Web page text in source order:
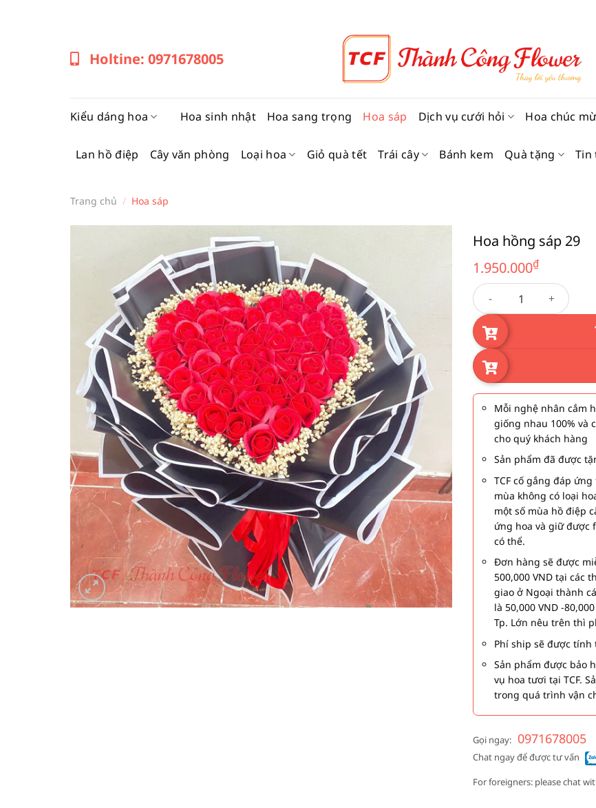
Holtine: 0971678005
Kiểu dáng hoa Hoa sinh nhật Hoa sang trọng Hoa sáp Dịch vụ cưới hỏi Hoa chúc
Lan hồ điệp Cây văn phòng Loại hoa Giỏ quà tết Trái cây Bánh kem Quà tặng Tin
Trang chủ / Hoa sáp
Hoa hồng sáp 29
1.950.000₫
Hoa hồng sáp 29 số lượng
Mỗi nghệ nhân cắm
giống nhau 100% và
cho quý khách hàng
Sản phẩm đã được
TCF cố gắng đáp
mùa không có loại
một số mùa hồ điệp
ứng hoa và giữ được
có thể.
Đơn hàng sẽ được
500,000 VND tại các
giao ở Ngoại thành
là 50,000 VND -
Tp. Lớn nêu trên thì
Phí ship sẽ được
Sản phẩm được bảo
vụ hoa tươi tại TCF.
trong quá trình vận
Gọi ngay: 0971678005
Chat ngay để được tư vấn
For foreigners: please chat